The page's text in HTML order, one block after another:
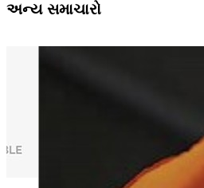
અન્ય સમાચારો